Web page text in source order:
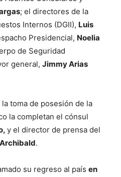
; el directores de la
Internos (DGII), Luis
Presidencial, Noelia
de Seguridad
general, Jimmy Arias
toma de posesión de la
la completan el cónsul
y el director de prensa del
.
su regreso al país en